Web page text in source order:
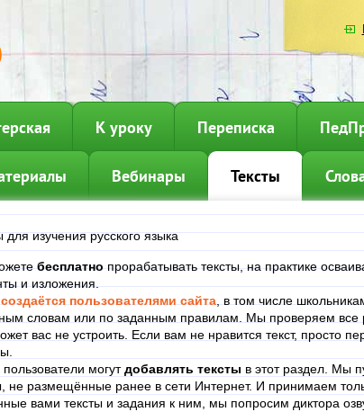
К уроку Переписка
Вебинары Тексты
для изучения русского языка
бесплатнопрорабатывать тексты, на практике
и изложения.
пользователями сайта, в том числе
словам или по заданным правилам. Мы проверяем все
вас не устроить. Если вам не нравится текст, просто
могутдобавлять тексты в этот раздел. Мы
не размещённые ранее в сети Интернет. И принимаем
вами тексты и задания к ним, мы попросим диктора